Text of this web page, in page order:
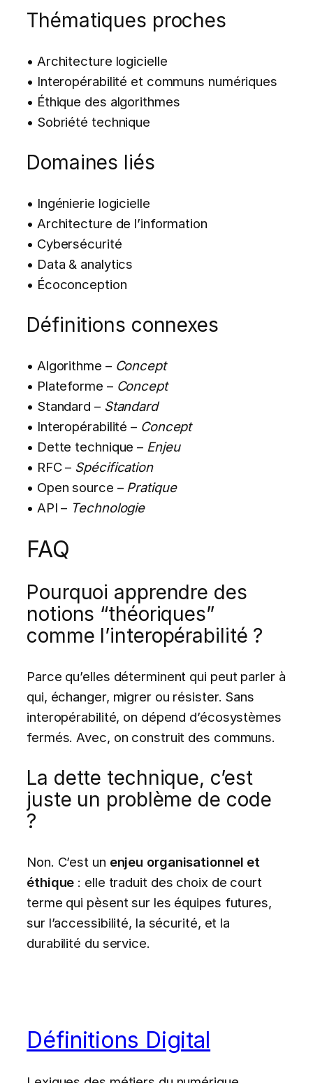
Thématiques proches
• Architecture logicielle
• Interopérabilité et communs numériques
• Éthique des algorithmes
• Sobriété technique
Domaines liés
• Ingénierie logicielle
• Architecture de l’information
• Cybersécurité
• Data & analytics
• Écoconception
Définitions connexes
• Algorithme – Concept
• Plateforme – Concept
• Standard – Standard
• Interopérabilité – Concept
• Dette technique – Enjeu
• RFC – Spécification
• Open source – Pratique
• API – Technologie
FAQ
Pourquoi apprendre des
notions “théoriques”
comme l’interopérabilité ?
Parce qu’elles déterminent qui peut parler à
qui, échanger, migrer ou résister. Sans
interopérabilité, on dépend d’écosystèmes
fermés. Avec, on construit des communs.
La dette technique, c’est
juste un problème de code
?
Non. C’est un enjeu organisationnel et
éthique : elle traduit des choix de court
terme qui pèsent sur les équipes futures,
sur l’accessibilité, la sécurité, et la
durabilité du service.
Définitions Digital